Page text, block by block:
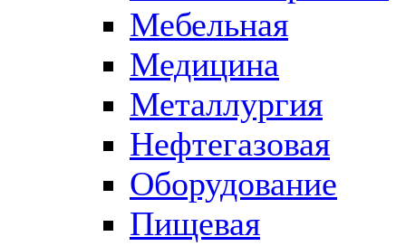
Мебельная
Медицина
Металлургия
Нефтегазовая
Оборудование
Пищевая